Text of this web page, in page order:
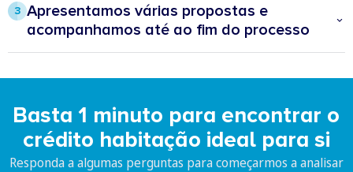
instituições a melhor proposta para si.
3 Apresentamos várias propostas e
acompanhamos até ao fim do processo
Basta 1 minuto para encontrar o
crédito habitação ideal para si
Responda a algumas perguntas para começarmos a analisar